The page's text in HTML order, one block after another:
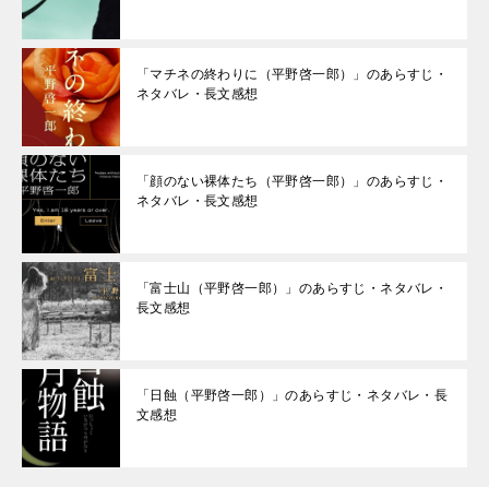
「マチネの終わりに（平野啓一郎）」のあらすじ・
ネタバレ・長文感想
「顔のない裸体たち（平野啓一郎）」のあらすじ・
ネタバレ・長文感想
「富士山（平野啓一郎）」のあらすじ・ネタバレ・
長文感想
「日蝕（平野啓一郎）」のあらすじ・ネタバレ・長
文感想